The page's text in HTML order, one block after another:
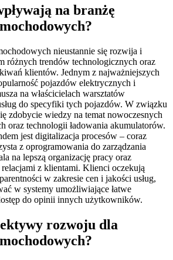
na branżę
nieustannie się rozwija i
różnych trendów technologicznych oraz
klientów. Jednym z najważniejszych
pojazdów elektrycznych i
na właścicielach warsztatów
do specyfiki tych pojazdów. W związku
zdobycie wiedzy na temat nowoczesnych
oraz technologii ładowania akumulatorów.
jest digitalizacja procesów – coraz
z oprogramowania do zarządzania
na lepszą organizację pracy oraz
z klientami. Klienci oczekują
w zakresie cen i jakości usług,
w systemy umożliwiające łatwe
do opinii innych użytkowników.
rozwoju dla